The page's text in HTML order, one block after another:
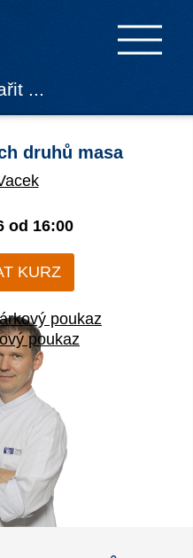
...
druhů masa
od 16:00
KURZ
poukaz
poukaz